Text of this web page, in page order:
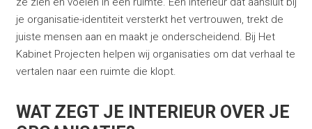
je organisatie-identiteit versterkt het vertrouwen, trekt de
juiste mensen aan en maakt je onderscheidend. Bij Het
Kabinet Projecten helpen wij organisaties om dat verhaal te
vertalen naar een ruimte die klopt.
WAT ZEGT JE INTERIEUR OVER JE